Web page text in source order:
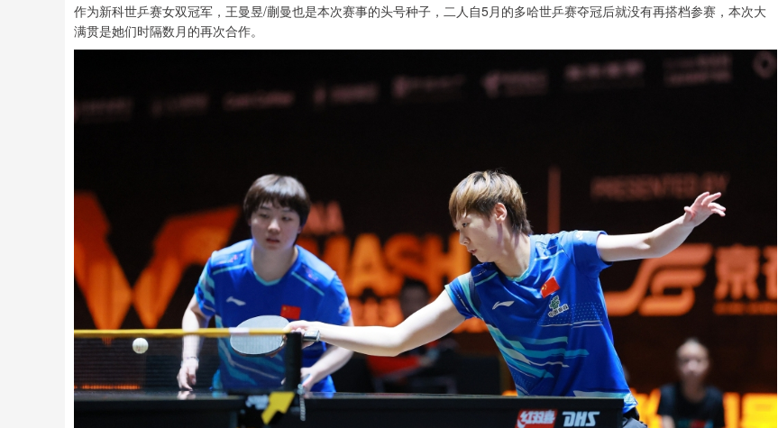
作为新科世乒赛女双冠军，王曼昱/蒯曼也是本次赛事的头号种子，二人自5月的多哈世乒赛夺冠后就没有再搭档参赛，本次大
满贯是她们时隔数月的再次合作。
3940.04 深证成指 14311.01 200.89